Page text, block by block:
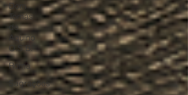
Dom
Tomás
de
Aquino
O.S.B.
Roma
Sagrações